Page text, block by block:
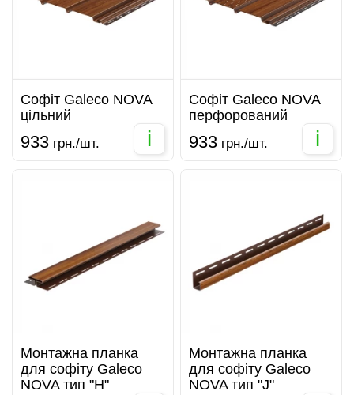
Софіт Galeco NOVA
цільний
933 грн./шт. i
Софіт Galeco NOVA
перфорований
933 грн./шт. i
Монтажна планка
для софіту Galeco
NOVA тип "Н"
Монтажна планка
для софіту Galeco
NOVA тип "J"